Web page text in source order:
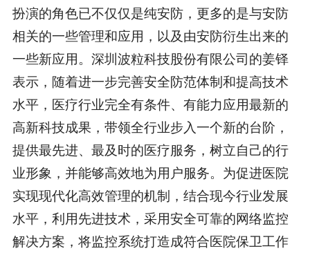
扮演的角色已不仅仅是纯安防，更多的是与安防
相关的一些管理和应用，以及由安防衍生出来的
一些新应用。深圳波粒科技股份有限公司的姜铎
表示，随着进一步完善安全防范体制和提高技术
水平，医疗行业完全有条件、有能力应用最新的
高新科技成果，带领全行业步入一个新的台阶，
提供最先进、最及时的医疗服务，树立自己的行
业形象，并能够高效地为用户服务。为促进医院
实现现代化高效管理的机制，结合现今行业发展
水平，利用先进技术，采用安全可靠的网络监控
解决方案，将监控系统打造成符合医院保卫工作